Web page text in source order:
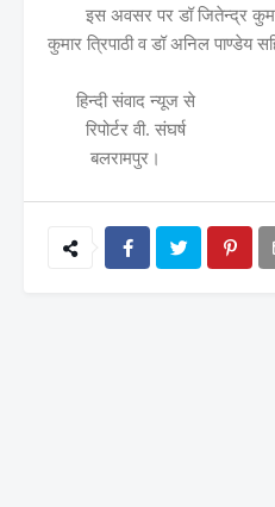
इस अवसर पर डॉ जितेन्द्र
कुमार त्रिपाठी व डॉ अनिल पाण्डेय
हिन्दी संवाद न्यूज से
रिपोर्टर वी. संघर्ष
बलरामपुर।